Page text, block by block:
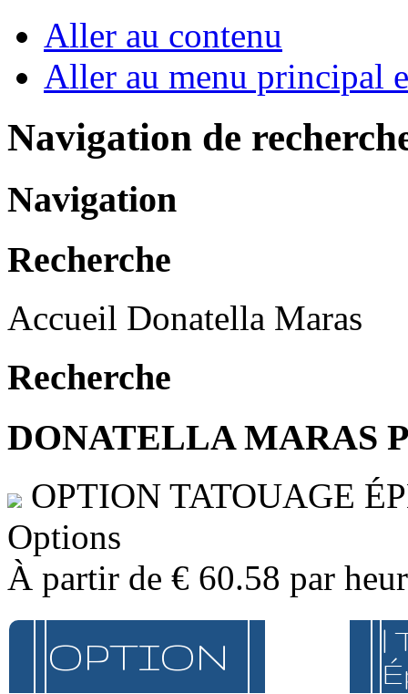
Aller au contenu
Aller au menu principal
Navigation de
Navigation
Recherche
Accueil Donatella Maras
Recherche
DONATELLA MARAS
OPTION TATOUAGE
Options
À partir de € 60.58 par
OPTION
|